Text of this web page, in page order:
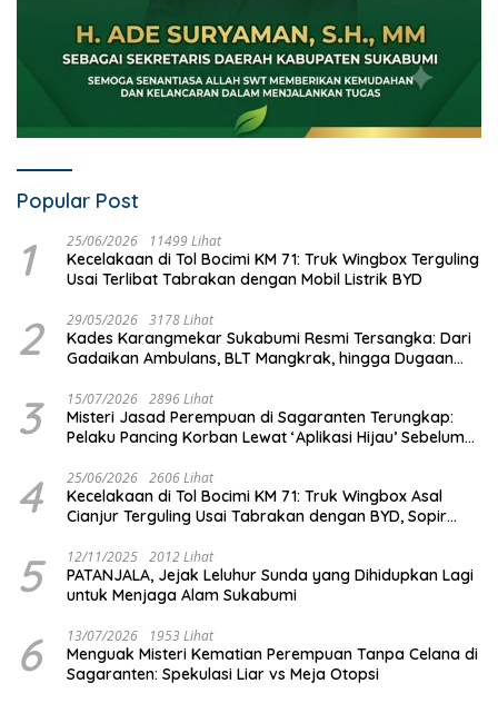
Popular Post
1 25/06/2026 11499 Lihat
Kecelakaan di Tol Bocimi KM 71: Truk Wingbox Terguling
Usai Terlibat Tabrakan dengan Mobil Listrik BYD
2 29/05/2026 3178 Lihat
Kades Karangmekar Sukabumi Resmi Tersangka: Dari
Gadaikan Ambulans, BLT Mangkrak, hingga Dugaan
3 15/07/2026 2896 Lihat
Misteri Jasad Perempuan di Sagaranten Terungkap:
Pelaku Pancing Korban Lewat ‘Aplikasi Hijau’ Sebelum
4 25/06/2026 2606 Lihat
Kecelakaan di Tol Bocimi KM 71: Truk Wingbox Asal
Cianjur Terguling Usai Tabrakan dengan BYD, Sopir
5 12/11/2025 2012 Lihat
PATANJALA, Jejak Leluhur Sunda yang Dihidupkan Lagi
untuk Menjaga Alam Sukabumi
6 13/07/2026 1953 Lihat
Menguak Misteri Kematian Perempuan Tanpa Celana di
Sagaranten: Spekulasi Liar vs Meja Otopsi